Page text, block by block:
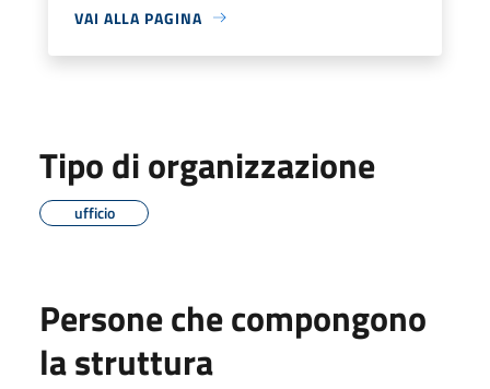
VAI ALLA PAGINA
Tipo di organizzazione
ufficio
Persone che compongono
la struttura